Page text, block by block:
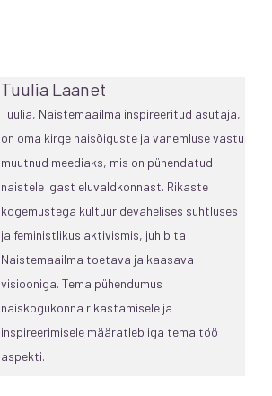
Tuulia Laanet
Tuulia, Naistemaailma inspireeritud asutaja,
on oma kirge naisõiguste ja vanemluse vastu
muutnud meediaks, mis on pühendatud
naistele igast eluvaldkonnast. Rikaste
kogemustega kultuuridevahelises suhtluses
ja feministlikus aktivismis, juhib ta
Naistemaailma toetava ja kaasava
visiooniga. Tema pühendumus
naiskogukonna rikastamisele ja
inspireerimisele määratleb iga tema töö
aspekti.